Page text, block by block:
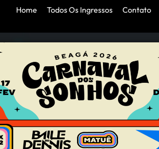
Home Todos Os Ingressos Contato